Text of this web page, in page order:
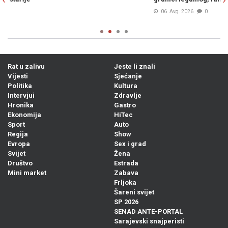
Rat u zalivu
Vijesti
Politika
Intervjui
Hronika
Ekonomija
Sport
Regija
Evropa
Svijet
Društvo
Mini market
Jeste li znali
Sjećanje
Kultura
Zdravlje
Gastro
HiTec
Auto
Show
Sex i grad
Žena
Estrada
Zabava
Frljoka
Šareni svijet
SP 2026
SENAD ANTE-PORTAL
Sarajevski snajperisti